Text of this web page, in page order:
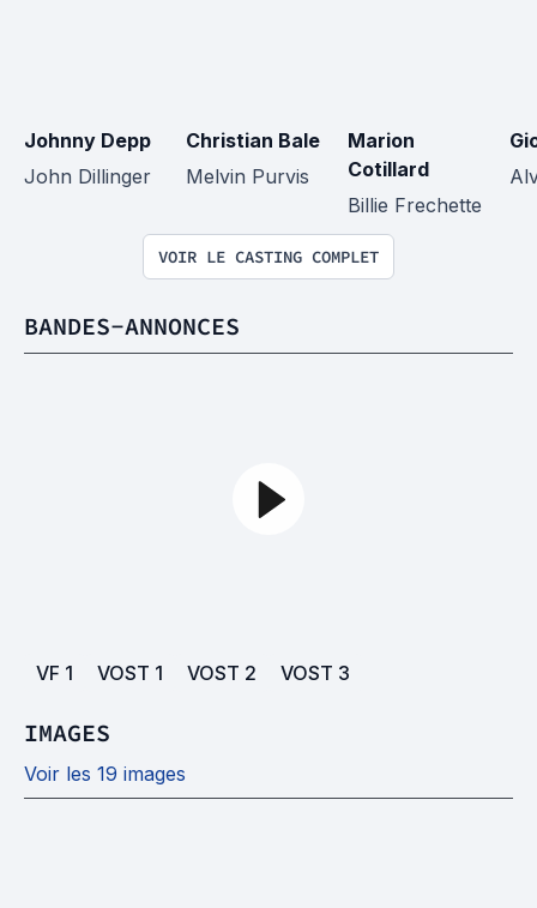
Johnny Depp
John Dillinger
Christian Bale
Melvin Purvis
Marion
Cotillard
Billie Frechette
VOIR LE CASTING COMPLET
BANDES-ANNONCES
VF 1 VOST 1 VOST 2 VOST 3
IMAGES
Voir les 19 images